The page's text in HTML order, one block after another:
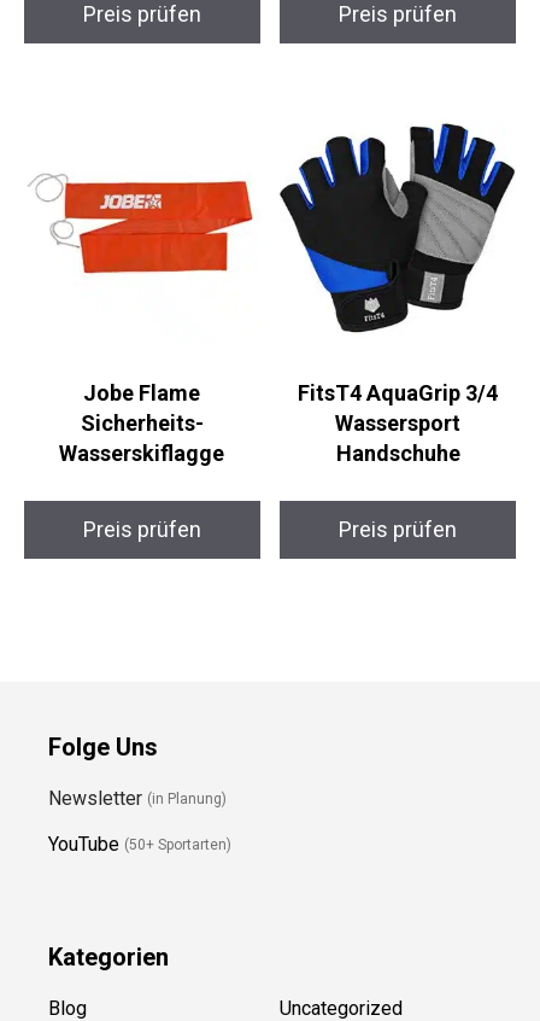
Preis prüfen Preis prüfen
Jobe Flame
Sicherheits-
Wasserskiflagge
Preis prüfen
FitsT4 AquaGrip 3/4
Wassersport
Handschuhe
Preis prüfen
Folge Uns
Newsletter (in Planung)
YouTube (50+ Sportarten)
Kategorien
Blog Uncategorized